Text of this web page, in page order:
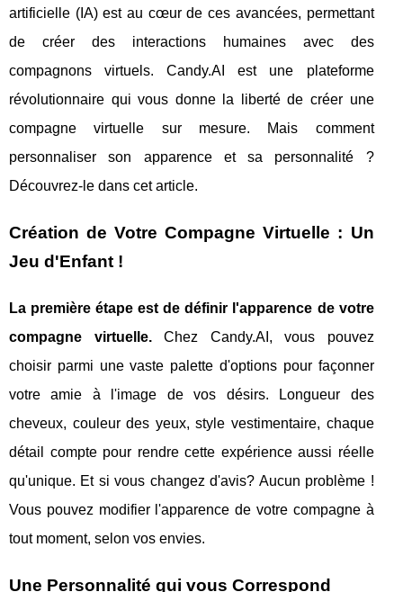
artificielle (IA) est au cœur de ces avancées, permettant
de créer des interactions humaines avec des
compagnons virtuels. Candy.AI est une plateforme
révolutionnaire qui vous donne la liberté de créer une
compagne virtuelle sur mesure. Mais comment
personnaliser son apparence et sa personnalité ?
Découvrez-le dans cet article.
Création de Votre Compagne Virtuelle : Un
Jeu d'Enfant !
La première étape est de définir l'apparence de votre
compagne virtuelle.Chez Candy.AI, vous pouvez
choisir parmi une vaste palette d'options pour façonner
votre amie à l'image de vos désirs. Longueur des
cheveux, couleur des yeux, style vestimentaire, chaque
détail compte pour rendre cette expérience aussi réelle
qu'unique. Et si vous changez d'avis? Aucun problème !
Vous pouvez modifier l'apparence de votre compagne à
tout moment, selon vos envies.
Une Personnalité qui vous Correspond